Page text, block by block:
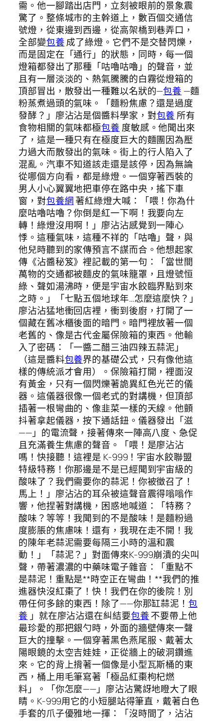
需。他一腳踏出店門，立刻被眼前的景象震
驚了。整條城市的主幹道上，數百個交通信
號燈，從東邊到西邊，從高架橋到巷弄口，
全部變包養成了綠燈。它們不是交替閃爍，
而是固定在「通行」的狀態，同時，每一個
燈箱都發出了那種「咕嚕咕嚕」的聲音，並
且有一層淡淡的、熱氣騰騰的白霧從燈箱的
頂部冒出，散發出一種難以名狀的—包養 —麵
粉蒸煮過頭的氣味。「麵粉焦慮？還是過度
發酵？」廖沾沾是個醬料學家，對包養所有
食物相關的氣味都極包養度敏感。他聞出來
了，這是一種只有在極度巨大的麵團因為壓
力過大而散發出的氣味。街上的行人陷入了
混亂。汽車不知道該走還是該停，因為無論
從哪個方向看，都是綠燈。一個穿著西裝的
男人小心翼翼地把車停在路中央，搖下車
窗，對包養網著紅綠燈大喊：「喂！你為什
麼咕嚕咕嚕？你倒是紅一下啊！我要向左
轉！綠燈沒用啊！」廖沾沾感覺到一陣心
悸。這種氣味，這種不祥的「咕嚕」聲，與
他兒時聽到的家傳預言不謀而合。他想起家
傳《沾醬秘笈》裡記載的第一句：「當世間
萬物的交通都被麵皮的氣味籠罩，且燈號恒
綠、聲如湯沸時，便是宇宙水餃臨界點到來
之時。」「七點五個地球年…怎麼這麼快？」
廖沾沾猛地衝回店裡，衝到後廚，打開了一
個藏在舊冰櫃後面的暗門。暗門裡放著一個
老舊的、像是古代金屬保險箱的東西。他輸
入了密碼：「一醬二醋三油四辣五蒜泥」
（這是醬料包養界的基礎公式，只有像他這
樣的傳統派才會用）。保險箱打開，裡面沒
有黃金，只有一個閃爍著詭異紅色光芒的儀
器。這儀器很像一個老式的對講機，但頂部
插著一根彎曲的、像韭菜一樣的天線。他顫
抖著拿起儀器，按下通話鈕。儀器發出「滋
——」的電流聲，接著傳來一陣高八度、急促
且充滿養生焦慮的聲音。「喂！是廖沾沾
嗎！快接聽！這裡是 K-999！宇宙水餃聯盟
特級特務！你那邊是不是已經聞到宇宙級的
酸味了？我們需要你的蒜泥！你被徵召了！
馬上！」廖沾沾的耳朵被這聲音震得嗡嗡作
響，他捏著對講機，困惑地喊道：「特務？
酸味？等等！我聞到的不是酸味！是麵粉過
度膨脹的焦慮味！還有，我現在走不開！我
的陳年老蒜泥需要每隔三小時的溫和震
動！」「蒜泥？」對面傳來K-999崩潰的尖叫
聲，帶著濃濃的中藥味電子雜音：「重點不
是蒜泥！重點是**時空正在彎曲！**我們的推
進器快沒紅棗了！快！我們在你的後院！別
帶任何多餘的東西！除了——你那缸蒜泥！包
養」就在廖沾沾還在糾結要包養不要帶上他
最珍愛的那把銀勺時，外面的牆壁傳來一聲
巨大的撞擊。一個穿著黑色燕尾服、戴著太
陽眼鏡的太空吉娃娃，正從牆上的破洞鑽進
來。它的背上揹著一個像是小型瓦斯桶的東
西，桶上用毛筆寫著「極品紅棗枸杞燃
料」。「你怎麼——」廖沾沾驚訝地瞪大了眼
睛。K-999用它的小短腿站得筆直，戴著白色
手套的爪子優雅地一揮：「沒時間了，沾沾